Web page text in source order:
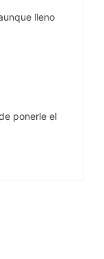
lleno
ponerle el